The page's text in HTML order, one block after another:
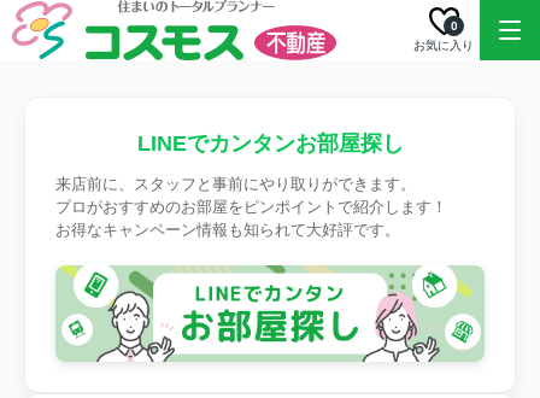
お気に入り
0
LINEでカンタンお部屋探し
来店前に、スタッフと事前にやり取りができます。
プロがおすすめのお部屋をピンポイントで紹介します！
お得なキャンペーン情報も知られて大好評です。